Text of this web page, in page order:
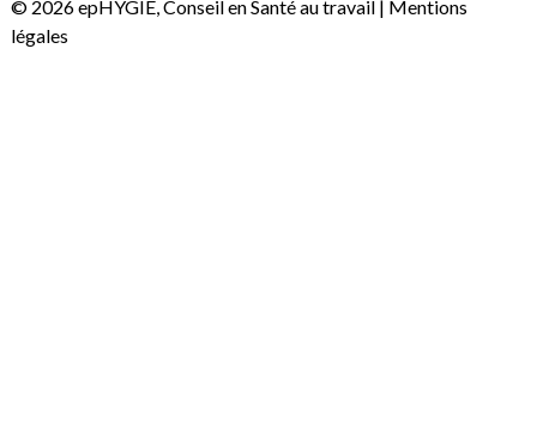
© 2026 epHYGIE, Conseil en Santé au travail | Mentions
légales